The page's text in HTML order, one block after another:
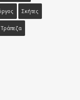
Σκήτες
Τράπεζα